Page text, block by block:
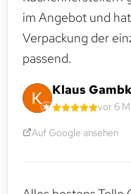
im Angebot und
Verpackung der
passend.
Klaus
vor 6
Auf Google ansehen